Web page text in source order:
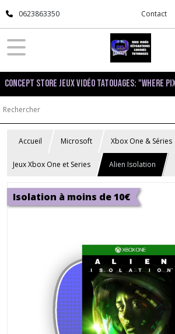
0623863350 Contact
Concept Store Jeux Vidéo Tatouages: "Where
Accueil Microsoft Xbox One & Séries
Jeux Xbox One et Series Alien Isolation
Isolation à moins de 10€